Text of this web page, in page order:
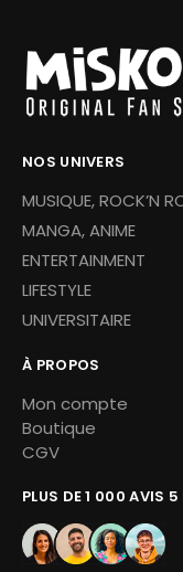
NOS UNIVERS
MUSIQUE, ROCK’N
MANGA, ANIME
ENTERTAINMENT
LIFESTYLE
UNIVERSITAIRE
À PROPOS
Mon compte
Boutique
CGV
PLUS DE 1 000 AVIS 5